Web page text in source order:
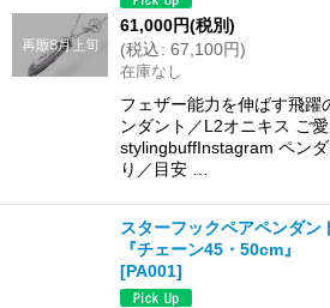
61,000円(税別)
(税込: 67,100円)
在庫なし
フェザー能力を伸ばす飛躍
ンダント／L2オニキス ご愛
stylingbuffInstagram ペン
り／目安 …
スターフックペアペンダン
『チェーン45・50cm』
[PA001]